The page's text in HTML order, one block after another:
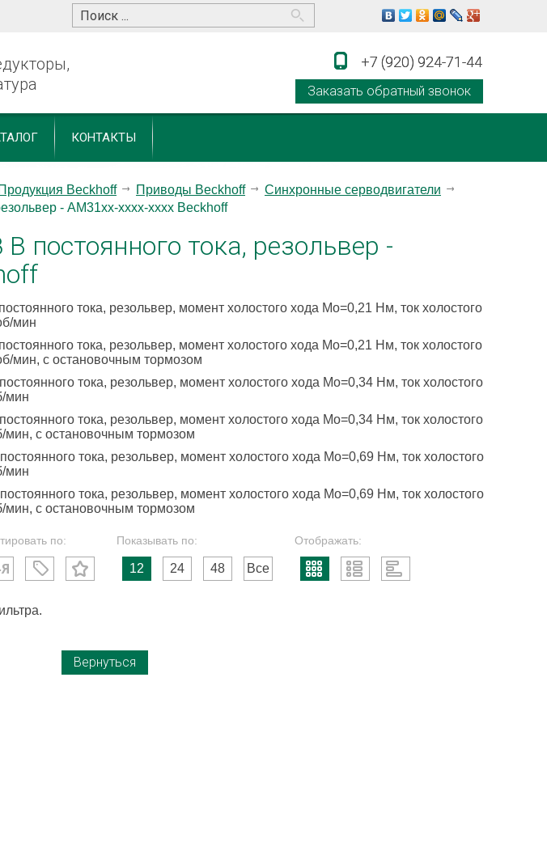
+7 (920) 924-71-44
Заказать обратный звонок
+7 (920) 924-71-44
КОНТАКТЫ
Продукция Beckhoff Приводы Beckhoff
Синхронные серводвигатели
- AM31xx-xxxx-xxxx Beckhoff
постоянного тока, резольвер -
тока, резольвер, момент холостого хода Mo=0,21 Нм, ток холостого
мин
тока, резольвер, момент холостого хода Mo=0,21 Нм, ток холостого
мин, с остановочным тормозом
тока, резольвер, момент холостого хода Mo=0,34 Нм, ток холостого
мин
тока, резольвер, момент холостого хода Mo=0,34 Нм, ток холостого
мин, с остановочным тормозом
тока, резольвер, момент холостого хода Mo=0,69 Нм, ток холостого
мин
тока, резольвер, момент холостого хода Mo=0,69 Нм, ток холостого
мин, с остановочным тормозом
по: Показывать по:
12 24 48 Все
Отображать:
Вернуться